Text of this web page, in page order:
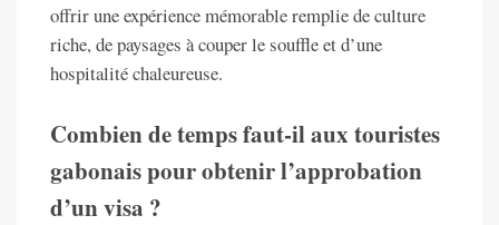
offrir une expérience mémorable remplie de culture
riche, de paysages à couper le souffle et d’une
hospitalité chaleureuse.
Combien de temps faut-il aux touristes
gabonais pour obtenir l’approbation
d’un visa ?